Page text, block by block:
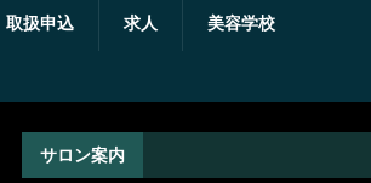
取扱申込 求人
美容学校
サロン案内